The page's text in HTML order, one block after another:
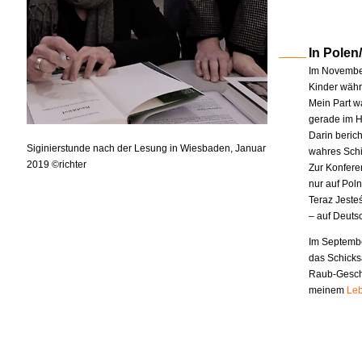
Siginierstunde nach der Lesung in Wiesbaden, Januar
2019 ©richter
In
Im
Kinder
Mein Part
gerade im
Darin
wahres
Zur
nur auf
Teraz
– auf
Im
das
Raub-
meinem